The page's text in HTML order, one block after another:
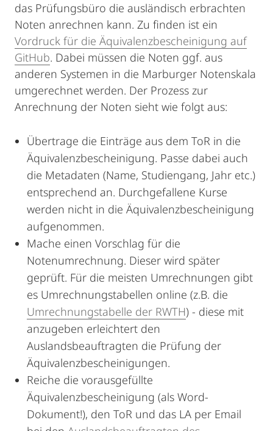
das Prüfungsbüro die ausländisch erbrachten
Noten anrechnen kann. Zu finden ist ein
Vordruck für die Äquivalenzbescheinigung auf
GitHub. Dabei müssen die Noten ggf. aus
anderen Systemen in die Marburger Notenskala
umgerechnet werden. Der Prozess zur
Anrechnung der Noten sieht wie folgt aus:
Übertrage die Einträge aus dem ToR in die
Äquivalenzbescheinigung. Passe dabei auch
die Metadaten (Name, Studiengang, Jahr etc.)
entsprechend an. Durchgefallene Kurse
werden nicht in die Äquivalenzbescheinigung
aufgenommen.
Mache einen Vorschlag für die
Notenumrechnung. Dieser wird später
geprüft. Für die meisten Umrechnungen gibt
es Umrechnungstabellen online (z.B. die
Umrechnungstabelle der RWTH) - diese mit
anzugeben erleichtert den
Auslandsbeauftragten die Prüfung der
Äquivalenzbescheinigungen.
Reiche die vorausgefüllte
Äquivalenzbescheinigung (als Word-
Dokument!), den ToR und das LA per Email